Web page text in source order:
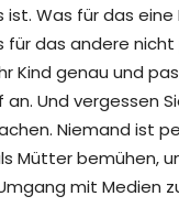
ist. Was für das eine
für das andere nicht
Kind genau und
Und vergessen
Niemand ist
Mütter bemühen,
mit Medien